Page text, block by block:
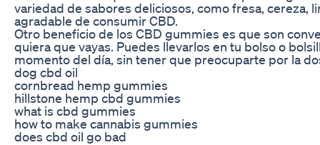
variedad de sabores deliciosos, como fresa, cereza,
agradable de consumir CBD.
Otro beneficio de los CBD gummies es que son
quiera que vayas. Puedes llevarlos en tu bolso o
momento del día, sin tener que preocuparte por la
dog cbd oil
cornbread hemp gummies
hillstone hemp cbd gummies
what is cbd gummies
how to make cannabis gummies
does cbd oil go bad